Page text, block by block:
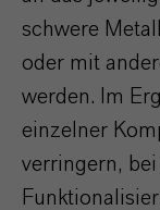
schwere
oder mit
werden. Im
einzelner
verringern,